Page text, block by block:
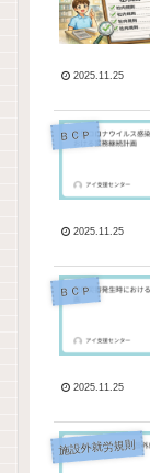
2025.11.25
ＢＣＰ
2025.11.25
ＢＣＰ
2025.11.25
施設外就労規則